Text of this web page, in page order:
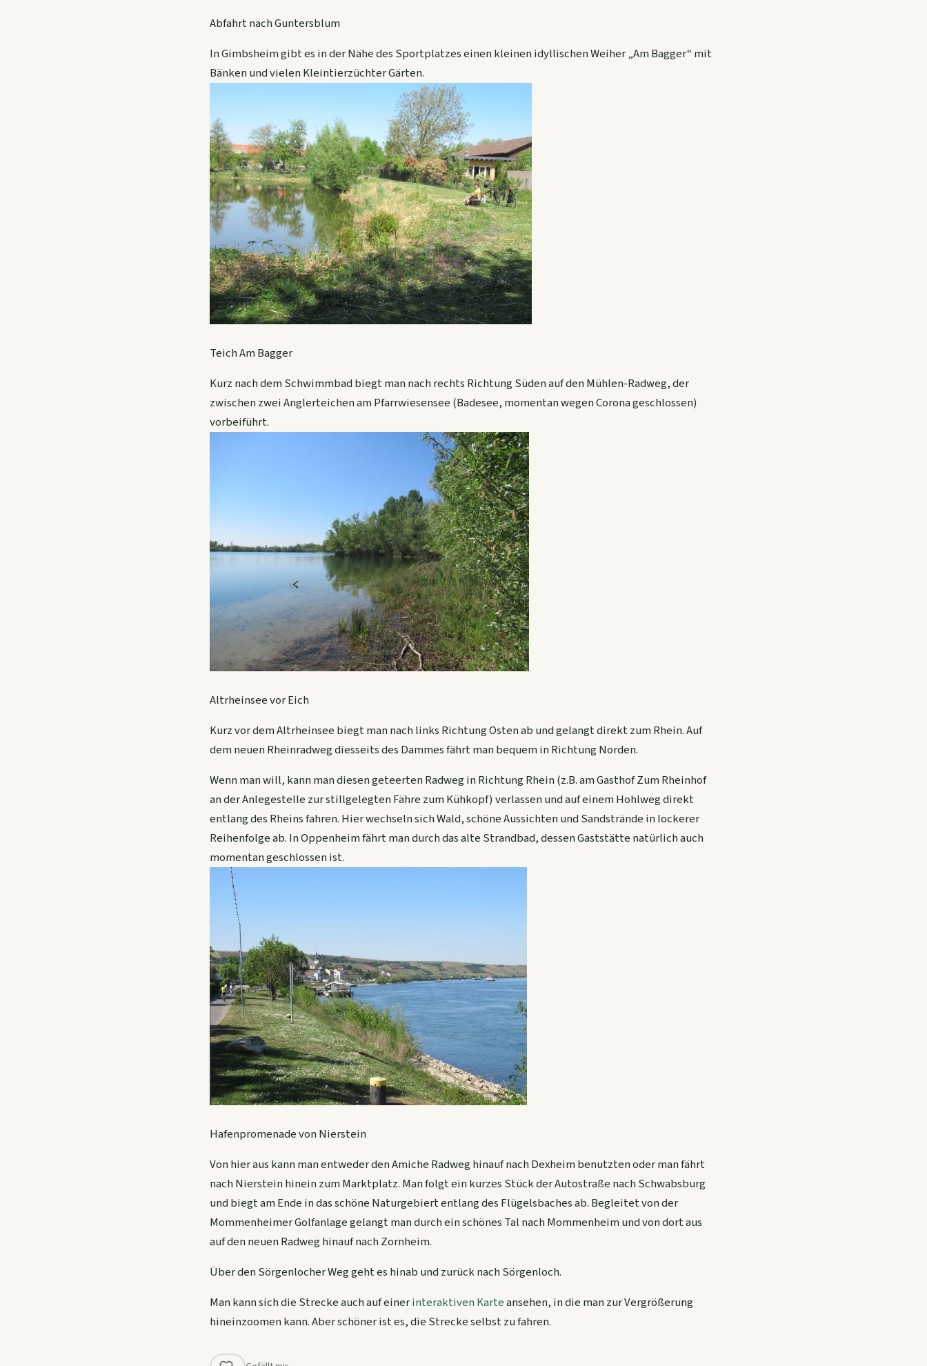
Abfahrt nach Guntersblum
In Gimbsheim gibt es in der Nähe des Sportplatzes einen kleinen idyllischen Weiher „Am Bagger“ mit
Bänken und vielen Kleintierzüchter Gärten.
Teich Am Bagger
Kurz nach dem Schwimmbad biegt man nach rechts Richtung Süden auf den Mühlen-Radweg, der
zwischen zwei Anglerteichen am Pfarrwiesensee (Badesee, momentan wegen Corona geschlossen)
vorbeiführt.
Altrheinsee vor Eich
Kurz vor dem Altrheinsee biegt man nach links Richtung Osten ab und gelangt direkt zum Rhein. Auf
dem neuen Rheinradweg diesseits des Dammes fährt man bequem in Richtung Norden.
Wenn man will, kann man diesen geteerten Radweg in Richtung Rhein (z.B. am Gasthof Zum Rheinhof
an der Anlegestelle zur stillgelegten Fähre zum Kühkopf) verlassen und auf einem Hohlweg direkt
entlang des Rheins fahren. Hier wechseln sich Wald, schöne Aussichten und Sandstrände in lockerer
Reihenfolge ab. In Oppenheim fährt man durch das alte Strandbad, dessen Gaststätte natürlich auch
momentan geschlossen ist.
Hafenpromenade von Nierstein
Von hier aus kann man entweder den Amiche Radweg hinauf nach Dexheim benutzten oder man fährt
nach Nierstein hinein zum Marktplatz. Man folgt ein kurzes Stück der Autostraße nach Schwabsburg
und biegt am Ende in das schöne Naturgebiert entlang des Flügelsbaches ab. Begleitet von der
Mommenheimer Golfanlage gelangt man durch ein schönes Tal nach Mommenheim und von dort aus
auf den neuen Radweg hinauf nach Zornheim.
Über den Sörgenlocher Weg geht es hinab und zurück nach Sörgenloch.
Man kann sich die Strecke auch auf einerinteraktiven Karteansehen, in die man zur Vergrößerung
hineinzoomen kann. Aber schöner ist es, die Strecke selbst zu fahren.